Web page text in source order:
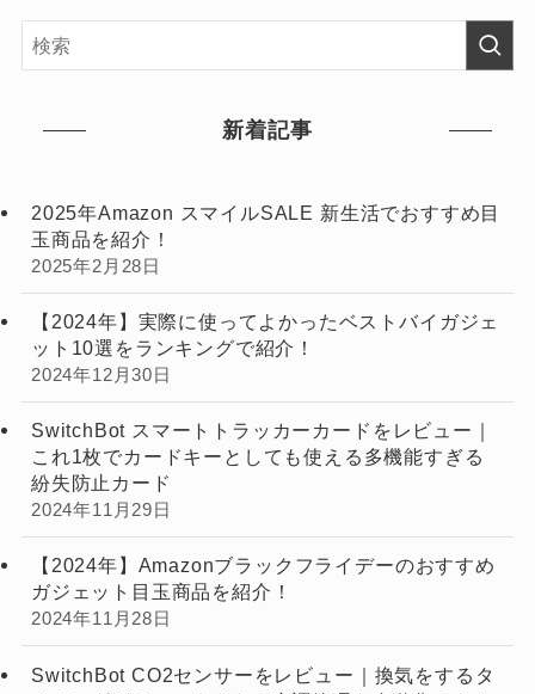
新着記事
2025年Amazon スマイルSALE 新生活でおすすめ目
玉商品を紹介！
2025年2月28日
【2024年】実際に使ってよかったベストバイガジェ
ット10選をランキングで紹介！
2024年12月30日
SwitchBot スマートトラッカーカードをレビュー｜
これ1枚でカードキーとしても使える多機能すぎる
紛失防止カード
2024年11月29日
【2024年】Amazonブラックフライデーのおすすめ
ガジェット目玉商品を紹介！
2024年11月28日
SwitchBot CO2センサーをレビュー｜換気をするタ